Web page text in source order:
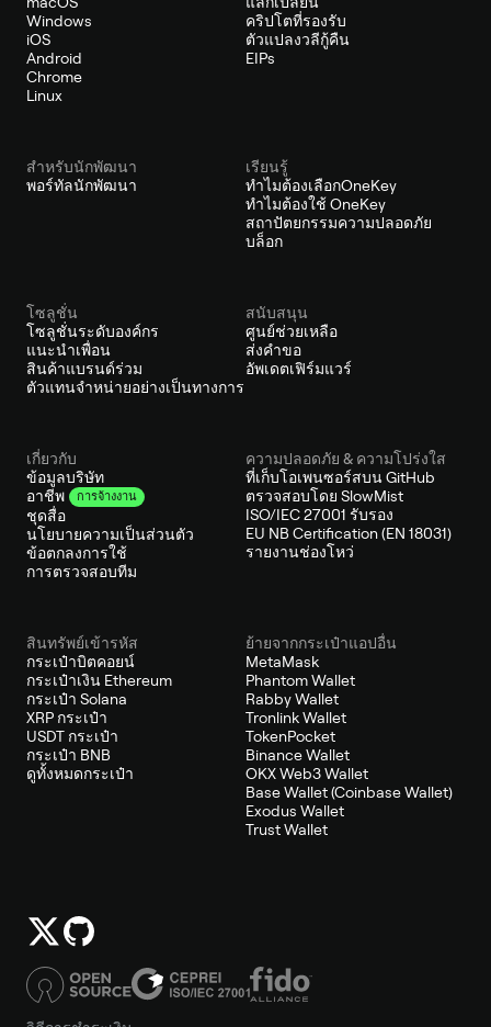
Windows
iOS
Android
Chrome
Linux
คริปโตที่รองรับ
ตัวแปลงวลีกู้คืน
EIPs
สำหรับนักพัฒนา
พอร์ทัลนักพัฒนา
เรียนรู้
ทำไมต้องเลือกOneKey
ทำไมต้องใช้ OneKey
สถาปัตยกรรมความปลอดภัย
บล็อก
โซลูชั่น
โซลูชั่นระดับองค์กร
แนะนำเพื่อน
สินค้าแบรนด์ร่วม
ตัวแทนจำหน่ายอย่างเป็นทางการ
สนับสนุน
ศูนย์ช่วยเหลือ
ส่งคำขอ
อัพเดตเฟิร์มแวร์
เกี่ยวกับ
ข้อมูลบริษัท
อาชีพ
การจ้างงาน
ชุดสื่อ
นโยบายความเป็นส่วนตัว
ข้อตกลงการใช้
การตรวจสอบทีม
ความปลอดภัย & ความโปร่งใส
ที่เก็บโอเพนซอร์สบน GitHub
ตรวจสอบโดย SlowMist
ISO/IEC 27001 รับรอง
EU NB Certification (EN 18031)
รายงานช่องโหว่
สินทรัพย์เข้ารหัส
กระเป๋าบิตคอยน์
กระเป๋าเงิน Ethereum
กระเป๋า Solana
XRP กระเป๋า
USDT กระเป๋า
กระเป๋า BNB
ดูทั้งหมดกระเป๋า
ย้ายจากกระเป๋าแอปอื่น
MetaMask
Phantom Wallet
Rabby Wallet
Tronlink Wallet
TokenPocket
Binance Wallet
OKX Web3 Wallet
Base Wallet (Coinbase Wallet)
Exodus Wallet
Trust Wallet